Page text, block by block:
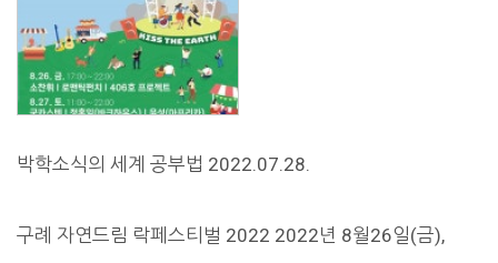
박학소식의 세계 공부법 2022.07.28.
구례 자연드림 락페스티벌 2022 2022년 8월26일(금),